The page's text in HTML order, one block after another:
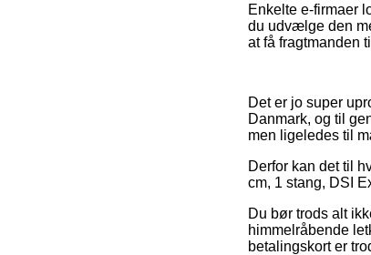
Enkelte e-firmaer
du udvælge den
at få fragtmanden
Det er jo super
Danmark, og til
men ligeledes til
Derfor kan det til
cm, 1 stang, DSI
Du bør trods alt
himmelråbende
betalingskort er